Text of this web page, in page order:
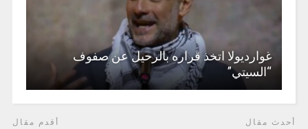
غوارديولا اتخذ قراره بالرحيل عن صفوف
“السيتي”
أحدث مقال أقدم مقال